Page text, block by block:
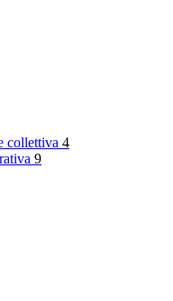
collettiva 4
9